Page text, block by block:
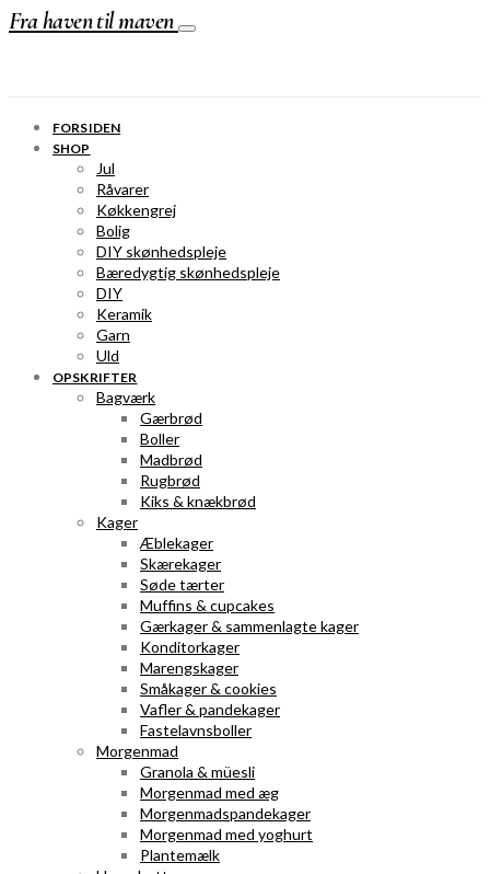
Fra haven til maven
FORSIDEN
SHOP
Jul
Råvarer
Køkkengrej
Bolig
DIY skønhedspleje
Bæredygtig skønhedspleje
DIY
Keramik
Garn
Uld
OPSKRIFTER
Bagværk
Gærbrød
Boller
Madbrød
Rugbrød
Kiks & knækbrød
Kager
Æblekager
Skærekager
Søde tærter
Muffins & cupcakes
Gærkager & sammenlagte kager
Konditorkager
Marengskager
Småkager & cookies
Vafler & pandekager
Fastelavnsboller
Morgenmad
Granola & müesli
Morgenmad med æg
Morgenmadspandekager
Morgenmad med yoghurt
Plantemælk